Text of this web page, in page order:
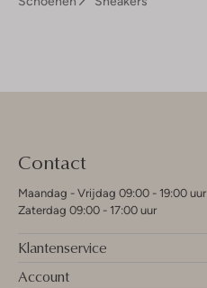
Contact
Maandag - Vrijdag 09:00 - 19:00 uur
Zaterdag 09:00 - 17:00 uur
Klantenservice
Account